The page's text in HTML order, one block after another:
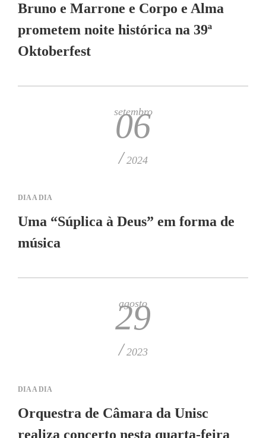
Bruno e Marrone e Corpo e Alma
prometem noite histórica na 39ª
Oktoberfest
setembro
06
/ 2024
DIA A DIA
Uma “Súplica à Deus” em forma de
música
agosto
29
/ 2023
DIA A DIA
Orquestra de Câmara da Unisc
realiza concerto nesta quarta-feira